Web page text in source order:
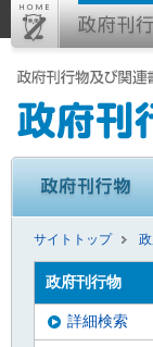
サイトトップ
政府刊行物
詳細検索